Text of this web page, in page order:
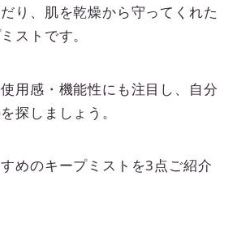
り、肌を乾燥から守ってくれた
ストです。
用感・機能性にも注目し、自分
探しましょう。
めのキープミストを3点ご紹介